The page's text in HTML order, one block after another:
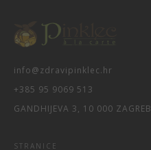
info@zdravipinklec.hr
+385 95 9069 513
GANDHIJEVA 3, 10 000 ZAGREB
STRANICE